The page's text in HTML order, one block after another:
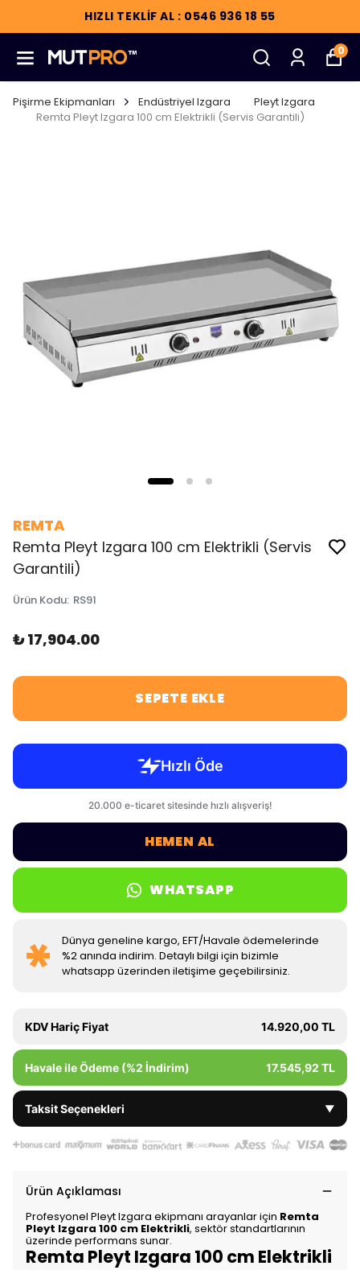
HIZLI TEKLİF AL : 0546 936 18 55
0
Pişirme Ekipmanları Endüstriyel Izgara
Pleyt Izgara
Remta Pleyt Izgara 100 cm Elektrikli (Servis Garantili)
REMTA
Remta Pleyt Izgara 100 cm Elektrikli (Servis
Garantili)
Ürün Kodu: RS91
₺ 17,904.00
SEPETE EKLE
HEMEN AL
WHATSAPP
Dünya geneline kargo, EFT/Havale ödemelerinde
%2 anında indirim. Detaylı bilgi için bizimle
whatsapp üzerinden iletişime geçebilirsiniz.
KDV Hariç Fiyat 14.920,00 TL
Havale ile Ödeme (%2 İndirim) 17.545,92 TL
Taksit Seçenekleri ▼
Ürün Açıklaması
Profesyonel Pleyt Izgara ekipmanı arayanlar için Remta
Pleyt Izgara 100 cm Elektrikli, sektör standartlarının
üzerinde performans sunar.
Remta Pleyt Izgara 100 cm Elektrikli